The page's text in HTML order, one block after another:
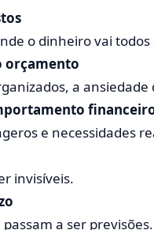
o dinheiro vai todos
orçamento
a ansiedade
e necessidades
invisíveis.
a ser previsões.